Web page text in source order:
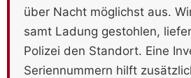
über Nacht möglichst aus.
samt Ladung gestohlen,
Polizei den Standort. Eine
Seriennummern hilft